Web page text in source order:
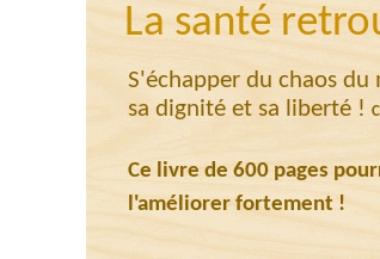
La santé
S'échapper du chaos du
sa dignité et sa liberté !
Ce livre de 600 pages
l'améliorer fortement !